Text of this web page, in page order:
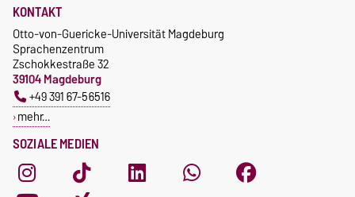
SOZIALE MEDIEN
KONTAKT
Otto-von-Guericke-Universität Magdeburg
Sprachenzentrum
Zschokkestraße 32
39104 Magdeburg
+49 391 67-56516
mehr…